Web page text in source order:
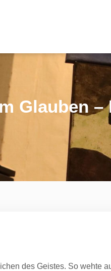
Glauben
des Geistes. So wehte